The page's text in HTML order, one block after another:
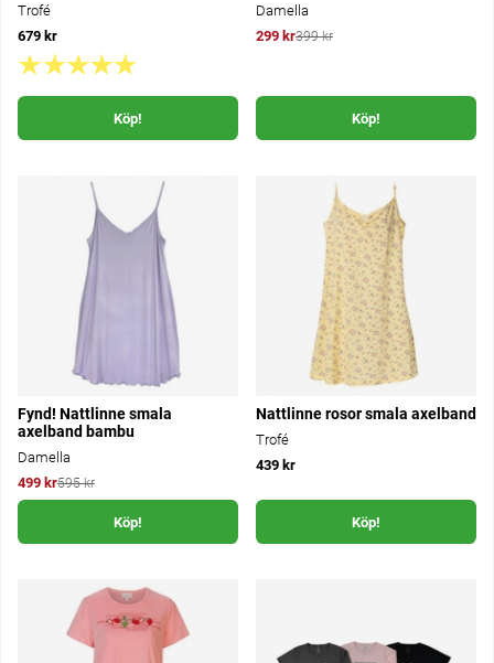
Trofé
679 kr
Köp!
Damella
299 kr399 kr
Köp!
Fynd! Nattlinne smala
axelband bambu
Damella
499 kr595 kr
Köp!
Nattlinne rosor smala axelband
Trofé
439 kr
Köp!